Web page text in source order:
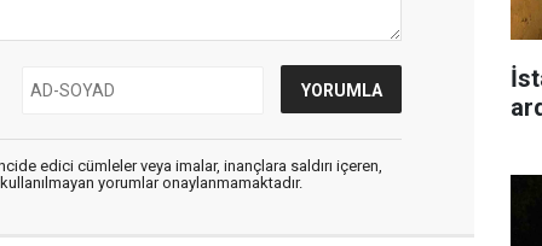
edici cümleler veya imalar, inançlara saldırı içeren,
yorumlar onaylanmamaktadır.